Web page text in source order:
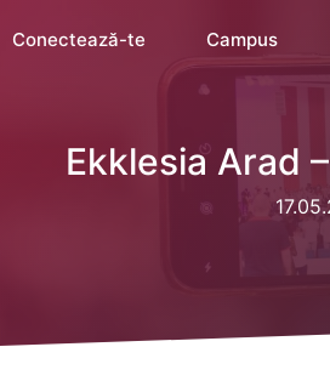
Conectează-te Campus
Ekklesia Arad